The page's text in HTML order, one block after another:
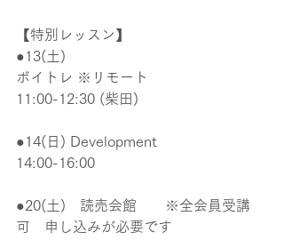
【特別レッスン】
●13(土)
ボイトレ ※リモート
11:00-12:30 (柴田)
●14(日) Development
14:00-16:00
●20(土)　読売会館　　※全会員受講
可　申し込みが必要です